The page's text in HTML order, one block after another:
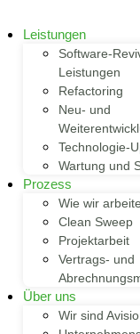
Leistungen
Software-
Leistungen
Refactoring
Neu- und
Technologie-
Wartung und
Prozess
Wie wir
Clean Sweep
Projektarbeit
Vertrags- und
Über uns
Wir sind